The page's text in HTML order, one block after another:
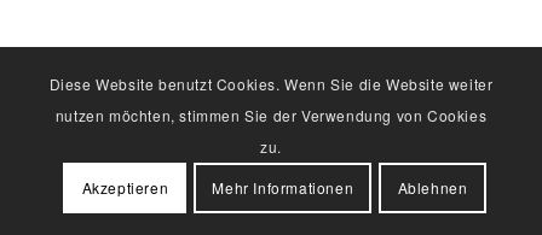
Diese Website benutzt Cookies. Wenn Sie die Website weiter
nutzen möchten, stimmen Sie der Verwendung von Cookies
zu.
Akzeptieren Mehr Informationen Ablehnen